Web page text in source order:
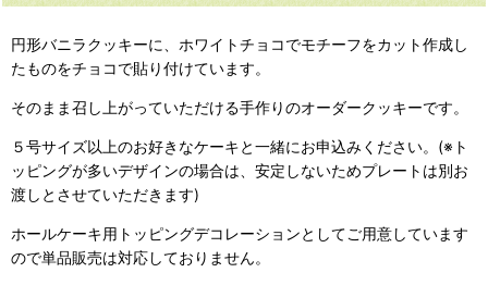
円形バニラクッキーに、ホワイトチョコでモチーフをカット作成し
たものをチョコで貼り付けています。
そのまま召し上がっていただける手作りのオーダークッキーです。
５号サイズ以上のお好きなケーキと一緒にお申込みください。(※ト
ッピングが多いデザインの場合は、安定しないためプレートは別お
渡しとさせていただきます)
ホールケーキ用トッピングデコレーションとしてご用意しています
ので単品販売は対応しておりません。